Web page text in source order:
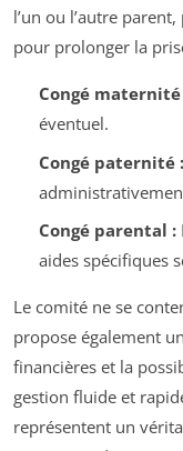
l’un ou l’autre
pour prolonger la
Congé maternité
éventuel.
Congé paternité :
Congé parental :
aides spécifiques
Le comité ne se
propose également
financières et la
gestion fluide et
représentent un